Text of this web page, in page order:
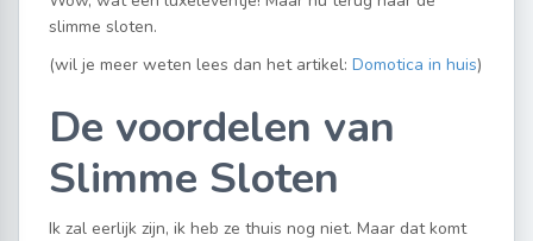
slimme sloten.
(wil je meer weten lees dan het artikel: Domotica in huis)
De voordelen van
Slimme Sloten
Ik zal eerlijk zijn, ik heb ze thuis nog niet. Maar dat komt